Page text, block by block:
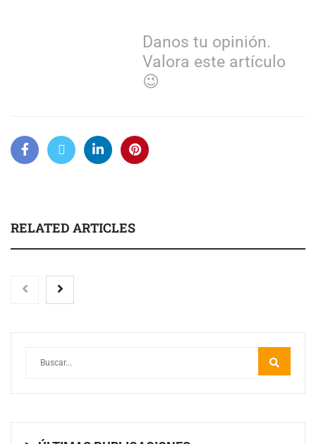
Danos tu opinión.
Valora este artículo
😉
RELATED ARTICLES
El Foro Iberoamericano volverá a tener un gran
protagonismo en la próxima feria Veteco, en la que